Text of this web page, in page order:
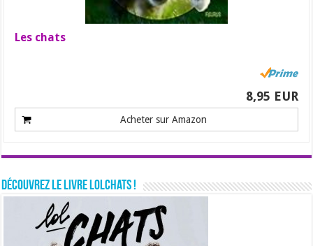
Les chats
8,95 EUR
Acheter sur Amazon
Découvrez le livre LolChats !